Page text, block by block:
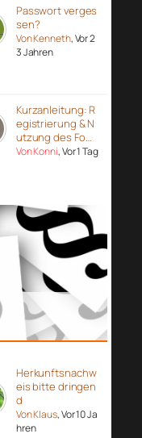
Passwort verges
sen?
Von Kenneth, Vor 2
3 Jahren
Kurzanleitung: R
egistrierung & N
utzung des Fo…
Von Konni, Vor 1 Tag
Herkunftsnachw
eis bitte dringen
d
Von Klaus, Vor 10 Ja
hren